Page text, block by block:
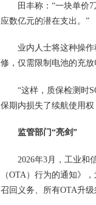
田丰称：“一块单价
应数亿元的潜在支出。”
业内人士将这种操
修，仅需限制电池的充
“这样，质保检测时
保期内损失了续航使用
监管部门“亮剑”
2026年3月，工业和
（OTA）行为的通知》
召回义务、所有OTA升级